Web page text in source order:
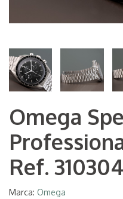
Omega
Ref.
Marca: Omega